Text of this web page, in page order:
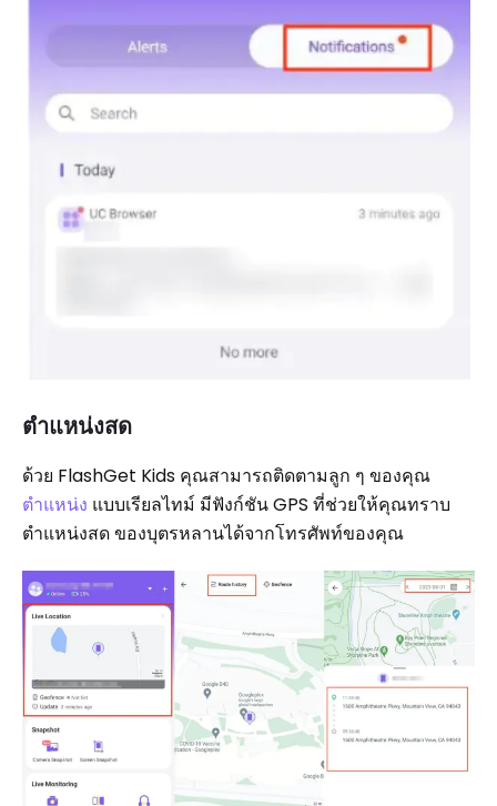
ตำแหน่งสด
ด้วย FlashGet Kids คุณสามารถติดตามลูก ๆ ของคุณ
ตำแหน่ง แบบเรียลไทม์ มีฟังก์ชัน GPS ที่ช่วยให้คุณทราบ
ตำแหน่งสด ของบุตรหลานได้จากโทรศัพท์ของคุณ